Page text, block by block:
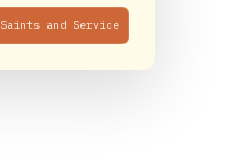
Saints and Service